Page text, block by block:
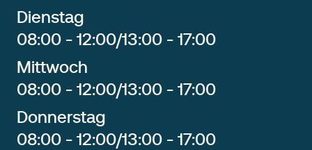
Dienstag
08:00 - 12:00/13:00 - 17:00
Mittwoch
08:00 - 12:00/13:00 - 17:00
Donnerstag
08:00 - 12:00/13:00 - 17:00